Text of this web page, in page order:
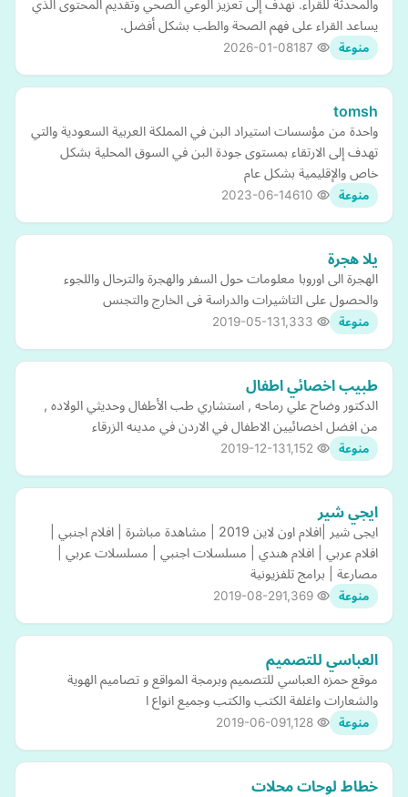
والمحدثة للقراء. نهدف إلى تعزيز الوعي الصحي وتقديم المحتوى الذي
يساعد القراء على فهم الصحة والطب بشكل أفضل.
منوعة 2026-01-08
tomsh
واحدة من مؤسسات استيراد البن في المملكة العربية السعودية والتي
تهدف إلى الارتقاء بمستوى جودة البن في السوق المحلية بشكل
خاص والإقليمية بشكل عام
منوعة 2023-06-14
يلا هجرة
الهجرة الى اوروبا معلومات حول السفر والهجرة والترحال واللجوء
والحصول على التاشيرات والدراسة فى الخارج والتجنس
منوعة 2019-05-13
طبيب اخصائي اطفال
الدكتور وضاح علي رماحه , استشاري طب الأطفال وحديثي الولاده ,
من افضل اخصائيين الاطفال في الاردن في مدينه الزرقاء
منوعة 2019-12-13
ايجي شير
ايجى شير |افلام اون لاين 2019 | مشاهدة مباشرة | افلام اجنبي |
افلام عربي | افلام هندي | مسلسلات اجنبي | مسلسلات عربي |
مصارعة | برامج تلفزيونية
منوعة 2019-08-29
العباسي للتصميم
موقع حمزه العباسي للتصميم وبرمجة المواقع و تصاميم الهوية
والشعارات واغلفة الكتب والكتب وجميع انواع ا
منوعة 2019-06-09
خطاط لوحات محلات